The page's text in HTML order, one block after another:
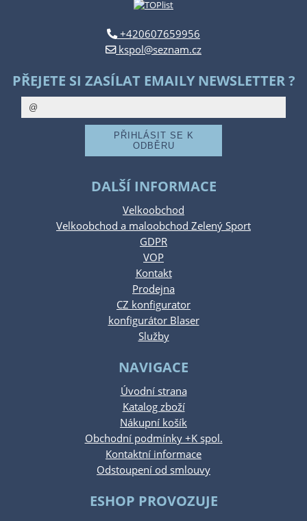
+420607659956
kspol@seznam.cz
PŘEJETE SI ZASÍLAT EMAILY NEWSLETTER ?
DALŠÍ INFORMACE
Velkoobchod
Velkoobchod a maloobchod Zelený Sport
GDPR
VOP
Kontakt
Prodejna
CZ konfigurator
konfigurátor Blaser
Služby
NAVIGACE
Úvodní strana
Katalog zboží
Nákupní košík
Obchodní podmínky +K spol.
Kontaktní informace
Odstoupení od smlouvy
ESHOP PROVOZUJE